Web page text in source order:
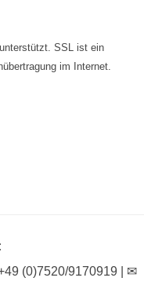
SSL ist ein
im Internet.
(0)7520/9170919 | ✉